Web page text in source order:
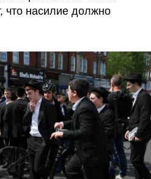
что насилие должно